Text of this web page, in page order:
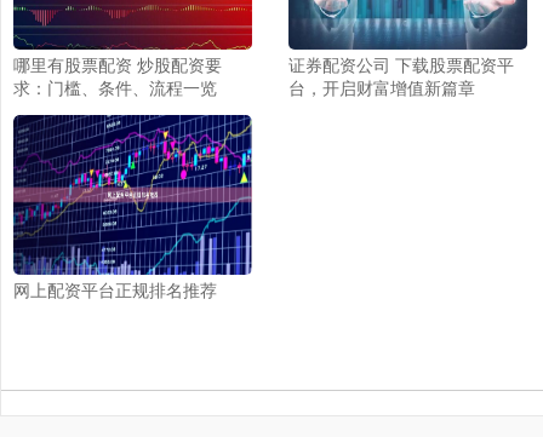
哪里有股票配资 炒股配资要
求：门槛、条件、流程一览
证券配资公司 下载股票配资平
台，开启财富增值新篇章
网上配资平台正规排名推荐